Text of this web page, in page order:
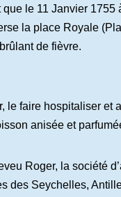
que le 11 Janvier
la place Royale
de fièvre.
le faire hospitaliser
anisée et
Roger, la société
des Seychelles,